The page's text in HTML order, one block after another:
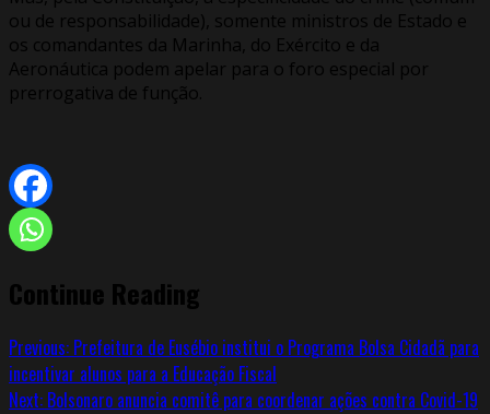
ou de responsabilidade), somente ministros de Estado e
os comandantes da Marinha, do Exército e da
Aeronáutica podem apelar para o foro especial por
prerrogativa de função.
Continue Reading
Previous: Prefeitura de Eusébio institui o Programa Bolsa Cidadã para
incentivar alunos para a Educação Fiscal
Next: Bolsonaro anuncia comitê para coordenar ações contra Covid-19